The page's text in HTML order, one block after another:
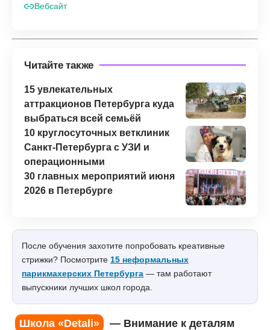
Вебсайт
Читайте также
15 увлекательных
аттракционов Петербурга куда
выбраться всей семьёй
10 круглосуточных ветклиник
Санкт-Петербурга с УЗИ и
операционными
30 главных мероприятий июня
2026 в Петербурге
После обучения захотите попробовать креативные
стрижки? Посмотрите 15 неформальных
парикмахерских Петербурга — там работают
выпускники лучших школ города.
Школа «Detali» — Внимание к деталям